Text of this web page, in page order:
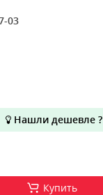
03
Нашли дешевле ?
Купить